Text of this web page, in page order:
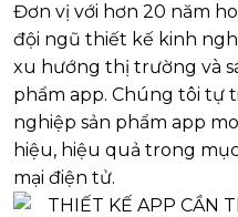
Đơn vị với hơn 20 năm
đội ngũ thiết kế kinh
xu hướng thị trường và
phẩm app. Chúng tôi tự
nghiệp sản phẩm app
hiệu, hiệu quả trong
mại điện tử.